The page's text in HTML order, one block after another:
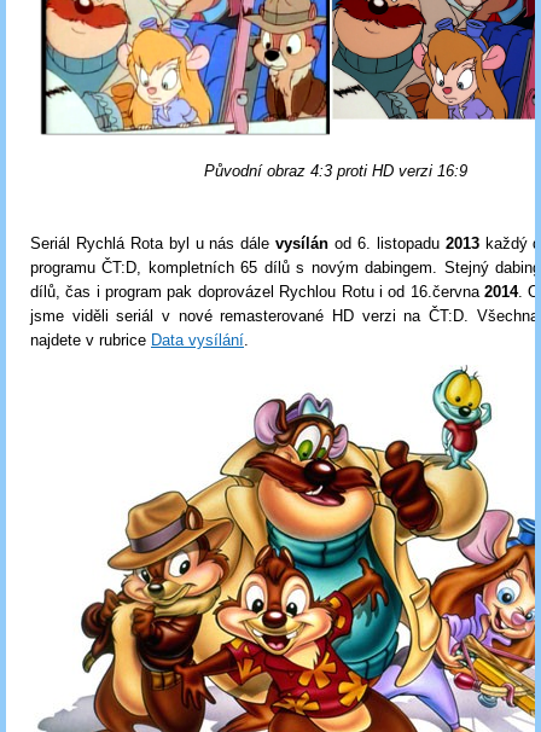
Původní obraz 4:3 proti HD verzi 16:9
Seriál Rychlá Rota byl u nás dále vysílán od 6. listopadu 2013každý
programu ČT:D, kompletních 65 dílů s novým dabingem. Stejný
dílů, čas i program pak doprovázel Rychlou Rotu i od 16.června 2014.
jsme viděli seriál v nové remasterované HD verzi na ČT:D.
najdete v rubrice Data vysílání